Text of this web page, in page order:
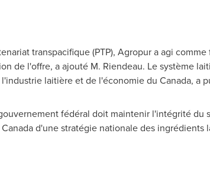
transpacifique (PTP), Agropur a agi
de l'offre, a ajouté M. Riendeau. Le système
laitière et de l'économie du Canada, a
fédéral doit maintenir l'intégrité du
Canadad'une stratégie nationale des ingrédients